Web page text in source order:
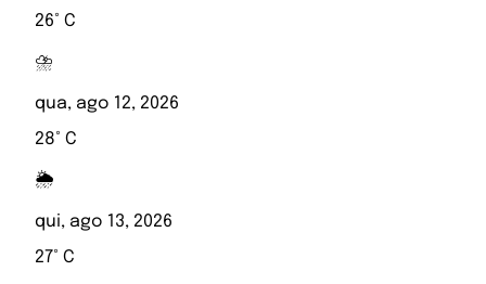
26° C
⛈️
qua, ago 12, 2026
28° C
🌦️
qui, ago 13, 2026
27° C